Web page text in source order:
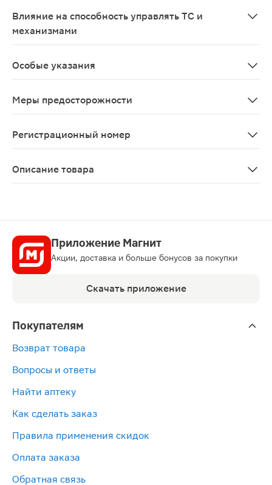
Влияние на способность управлять ТС и
механизмами
Особые указания
Меры предосторожности
Регистрационный номер
Описание товара
Приложение Магнит
Акции, доставка и больше бонусов за покупки
Скачать приложение
Покупателям
Возврат товара
Вопросы и ответы
Найти аптеку
Как сделать заказ
Правила применения скидок
Оплата заказа
Обратная связь